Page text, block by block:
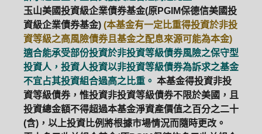
玉山美國投資級企業債券基金(原PGIM保德信美國投
資級企業債券基金) (本基金有一定比重得投資於非投
資等級之高風險債券且基金之配息來源可能為本金)
適合能承受部份投資於非投資等級債券風險之保守型
投資人，投資人投資以非投資等級債券為訴求之基金
不宜占其投資組合過高之比重。 本基金得投資非投
資等級債券，惟投資非投資等級債券不限於美國，且
投資總金額不得超過本基金淨資產價值之百分之二十
(含)，以上投資比例將根據市場情況而隨時更改。